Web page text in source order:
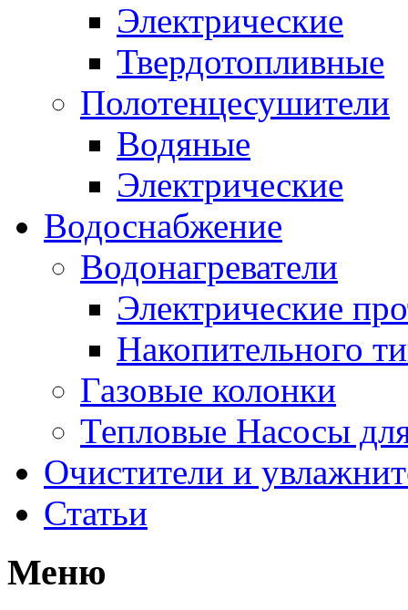
Электрические
Твердотопливные
Полотенцесушители
Водяные
Электрические
Водоснабжение
Водонагреватели
Электрические
Накопительного
Газовые колонки
Тепловые Насосы
Очистители и
Статьи
Меню